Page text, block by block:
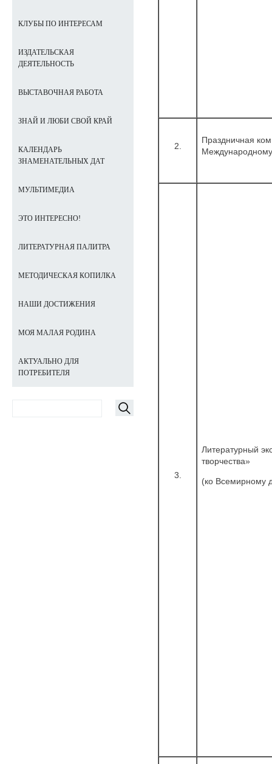
2.
Праздничная
3.
Литературный
творчества»
(ко Всемирному
КЛУБЫ ПО ИНТЕРЕСАМ
ИЗДАТЕЛЬСКАЯ
ДЕЯТЕЛЬНОСТЬ
ВЫСТАВОЧНАЯ РАБОТА
ЗНАЙ И ЛЮБИ СВОЙ КРАЙ
КАЛЕНДАРЬ
ЗНАМЕНАТЕЛЬНЫХ ДАТ
МУЛЬТИМЕДИА
ЭТО ИНТЕРЕСНО!
ЛИТЕРАТУРНАЯ ПАЛИТРА
МЕТОДИЧЕСКАЯ КОПИЛКА
НАШИ ДОСТИЖЕНИЯ
МОЯ МАЛАЯ РОДИНА
АКТУАЛЬНО ДЛЯ
ПОТРЕБИТЕЛЯ